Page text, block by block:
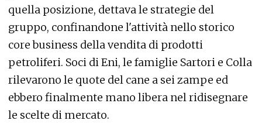
quella posizione, dettava le strategie del
gruppo, confinandone l'attività nello storico
core business della vendita di prodotti
petroliferi. Soci di Eni, le famiglie Sartori e Colla
rilevarono le quote del cane a sei zampe ed
ebbero finalmente mano libera nel ridisegnare
le scelte di mercato.